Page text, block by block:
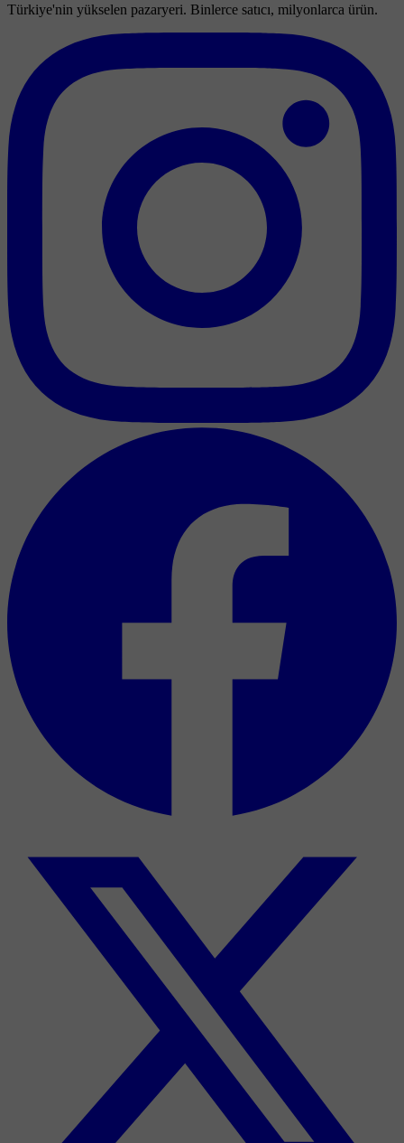
Türkiye'nin yükselen pazaryeri. Binlerce satıcı, milyonlarca ürün.